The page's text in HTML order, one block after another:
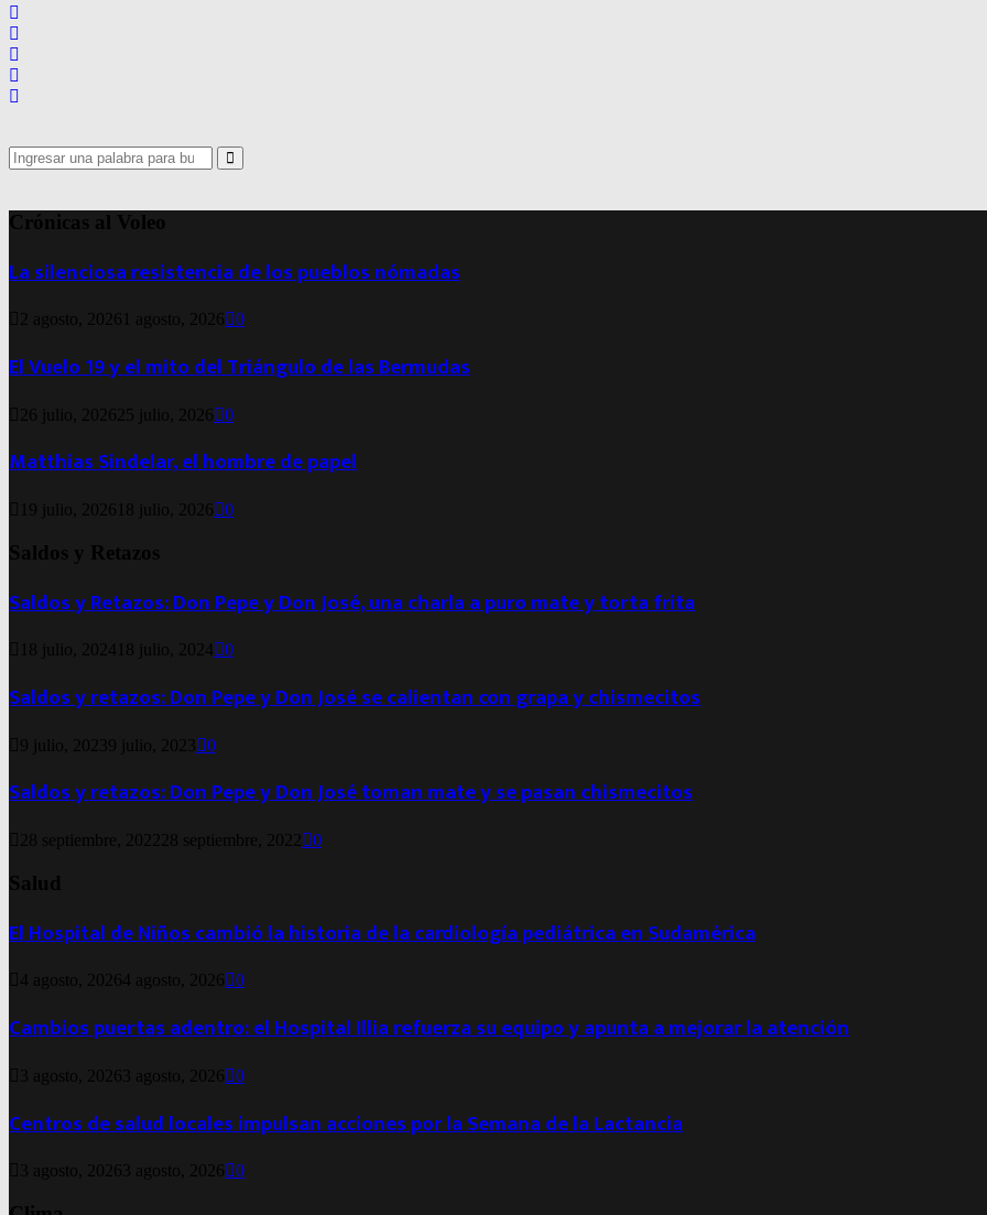
Search
for:
Search
Crónicas al Voleo
La silenciosa resistencia de los pueblos nómadas
2 agosto, 2026 1 agosto, 2026 0
El Vuelo 19 y el mito del Triángulo de las Bermudas
26 julio, 2026 25 julio, 2026 0
Matthias Sindelar, el hombre de papel
19 julio, 2026 18 julio, 2026 0
Saldos y Retazos
Saldos y Retazos: Don Pepe y Don José, una charla a puro mate y torta frita
18 julio, 2024 18 julio, 2024 0
Saldos y retazos: Don Pepe y Don José se calientan con grapa y chismecitos
9 julio, 20239 julio, 2023 0
Saldos y retazos: Don Pepe y Don José toman mate y se pasan chismecitos
28 septiembre, 2022 28 septiembre, 2022 0
Salud
El Hospital de Niños cambió la historia de la cardiología pediátrica en Sudamérica
4 agosto, 20264 agosto, 2026 0
Cambios puertas adentro: el Hospital Illia refuerza su equipo y apunta a mejorar la atención
3 agosto, 2026 3 agosto, 2026 0
Centros de salud locales impulsan acciones por la Semana de la Lactancia
3 agosto, 2026 3 agosto, 2026 0